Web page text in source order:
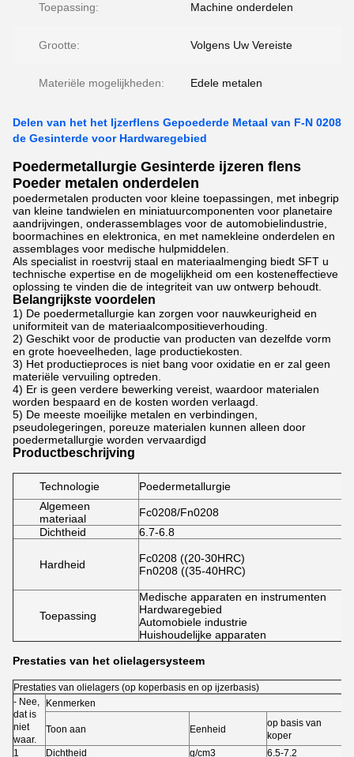
Toepassing: Machine onderdelen
Grootte: Volgens Uw Vereiste
Materiële mogelijkheden: Edele metalen
Delen van het het Ijzerflens Gepoederde Metaal van F-N 0208
de Gesinterde voor Hardwaregebied
Poedermetallurgie Gesinterde ijzeren flens
Poeder metalen onderdelen
poedermetalen producten voor kleine toepassingen, met inbegrip
van kleine tandwielen en miniatuurcomponenten voor planetaire
aandrijvingen, onderassemblages voor de automobielindustrie,
boormachines en elektronica, en met namekleine onderdelen en
assemblages voor medische hulpmiddelen.
Als specialist in roestvrij staal en materiaalmenging biedt SFT u
technische expertise en de mogelijkheid om een kosteneffectieve
oplossing te vinden die de integriteit van uw ontwerp behoudt.
Belangrijkste voordelen
1) De poedermetallurgie kan zorgen voor nauwkeurigheid en
uniformiteit van de materiaalcompositieverhouding.
2) Geschikt voor de productie van producten van dezelfde vorm
en grote hoeveelheden, lage productiekosten.
3) Het productieproces is niet bang voor oxidatie en er zal geen
materiële vervuiling optreden.
4) Er is geen verdere bewerking vereist, waardoor materialen
worden bespaard en de kosten worden verlaagd.
5) De meeste moeilijke metalen en verbindingen,
pseudolegeringen, poreuze materialen kunnen alleen door
poedermetallurgie worden vervaardigd
Productbeschrijving
Technologie
Poedermetallurgie
Algemeen
materiaal
Fc0208/Fn0208
Dichtheid
6.7-6.8
Hardheid
Fc0208 ((20-30HRC)
Fn0208 ((35-40HRC)
Toepassing
Medische apparaten en instrumenten
Hardwaregebied
Automobiele industrie
Huishoudelijke apparaten
Prestaties van het olielagersysteem
Prestaties van olielagers (op koperbasis en op ijzerbasis)
- Nee,
dat is
niet
waar.
Kenmerken
Toon aan Eenheid
op basis van
koper
1
Dichtheid g/cm3 6.5-7.2